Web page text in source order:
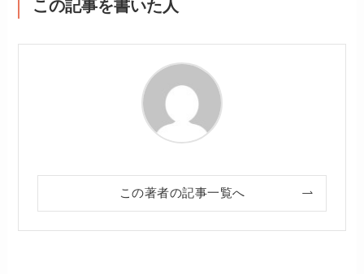
この記事を書いた人
この著者の記事一覧へ